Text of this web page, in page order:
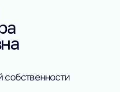
собственности